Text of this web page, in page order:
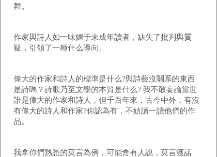
舞。
作家與詩人如一味媚于未成年讀者，缺失了批判與質
疑，引領了一種什么導向。
偉大的作家和詩人的標準是什么?與詩藝沒關系的東西
是詩嗎？詩歌乃至文學的本質是什么? 我不敢妄論當世
誰是偉大的作家和詩人，但千百年來，古今中外，有沒
有偉大的詩人和作家?你認為有，不妨讀一讀他們的作
品。
我拿你們熟悉的莫言為例，可能會有人說，莫言獲諾